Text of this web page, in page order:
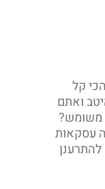
קל
ואתם
משומש?
עסקאות